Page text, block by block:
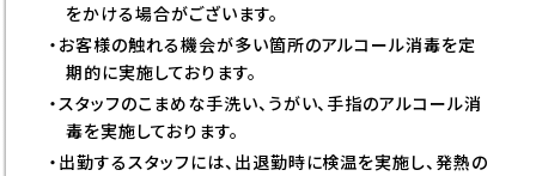
をかける場合がございます。
・お客様の触れる機会が多い箇所のアルコール消毒を定
期的に実施しております。
・スタッフのこまめな手洗い、うがい、手指のアルコール消
毒を実施しております。
・出勤するスタッフには、出退勤時に検温を実施し、発熱の